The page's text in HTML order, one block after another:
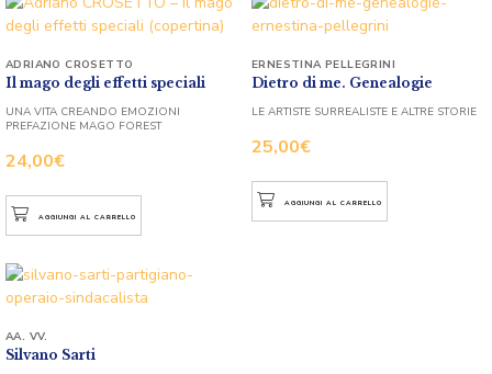
Il mago degli effetti speciali
24,00€
ADRIANO CROSETTO
UNA VITA CREANDO EMOZIONI
PREFAZIONE MAGO FOREST
AGGIUNGI AL CARRELLO
Dietro di me. Genealogie
25,00€
ERNESTINA PELLEGRINI
LE ARTISTE SURREALISTE E ALTRE STORIE
AGGIUNGI AL CARRELLO
Silvano Sarti
AA. VV.